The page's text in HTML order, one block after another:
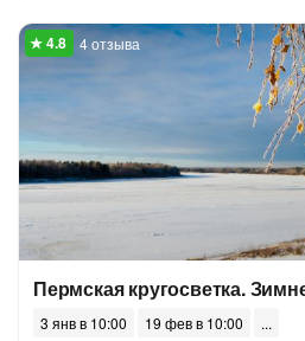
4 отзыва
Пермская кругосветка.
3 янв в 10:00
19 фев в 10:00